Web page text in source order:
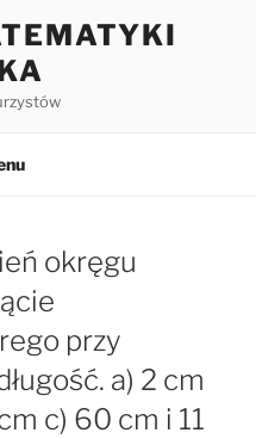
okręgu
przy
a) 2 cm
c) 60 cm i 11